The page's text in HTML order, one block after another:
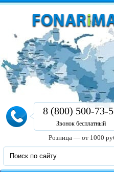
8 (800) 500-73-
Звонок бесплатный
Розница — от 1000